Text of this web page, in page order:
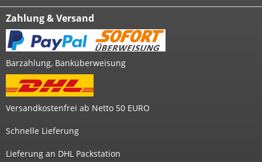
Zahlung & Versand
Barzahlung, Banküberweisung
Versandkostenfrei ab Netto 50 EURO
Schnelle Lieferung
Lieferung an DHL Packstation